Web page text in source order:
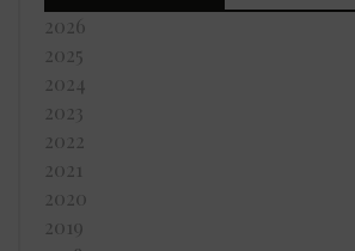
2026
2025
2024
2023
2022
2021
2020
2019